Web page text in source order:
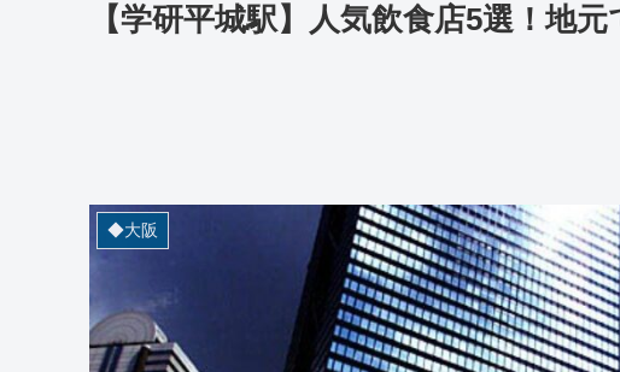
【学研平城駅】人気飲食店5選！地
◆大阪